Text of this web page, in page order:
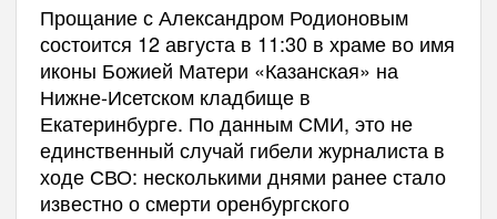
Прощание с Александром Родионовым
состоится 12 августа в 11:30 в храме во имя
иконы Божией Матери «Казанская» на
Нижне-Исетском кладбище в
Екатеринбурге. По данным СМИ, это не
единственный случай гибели журналиста в
ходе СВО: несколькими днями ранее стало
известно о смерти оренбургского